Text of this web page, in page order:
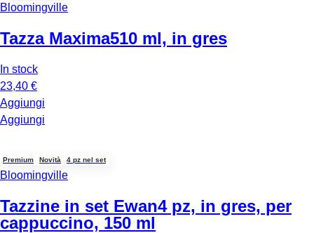
Bloomingville
Tazza Maxima510 ml, in gres
In stock
23,40 €
Aggiungi
Aggiungi
Premium Novità 4 pz nel set
Bloomingville
Tazzine in set Ewan4 pz, in gres, per
cappuccino, 150 ml